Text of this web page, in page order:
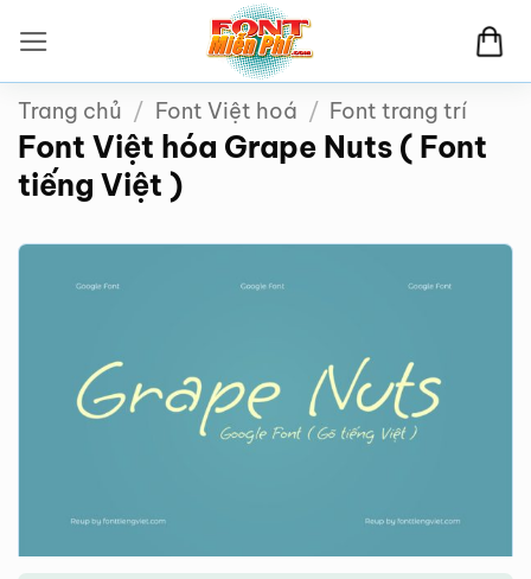
qua
nội
dung
Trang chủ / Font Việt hoá / Font trang trí
Font Việt hóa Grape Nuts ( Font
tiếng Việt )